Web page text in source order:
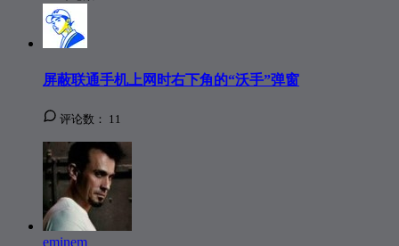
屏蔽联通手机上网时右下角的“沃手”弹窗
评论数： 11
eminem